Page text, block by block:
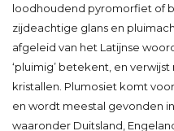
loodhoudend pyromorfiet of
zijdeachtige glans en
afgeleid van het Latijnse
‘pluimig’ betekent, en
kristallen. Plumosiet komt
en wordt meestal gevonden
waaronder Duitsland,